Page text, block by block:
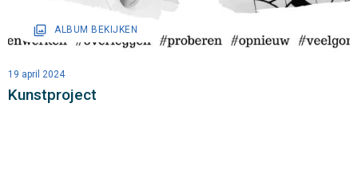
filter ALBUM BEKIJKEN
19 april 2024
Kunstproject